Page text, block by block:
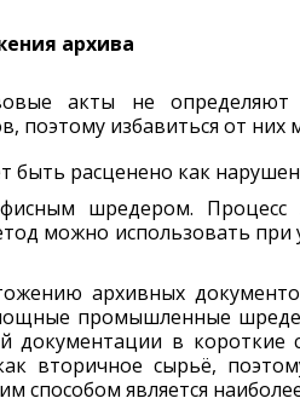
архива
акты не определяют
поэтому избавиться от
быть расценено как
шредером. Процесс
можно использовать
архивных
промышленные
документации в короткие
вторичное сырьё,
способом является